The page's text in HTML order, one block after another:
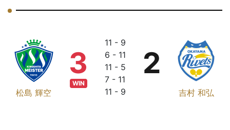
松島 輝空
3
WIN
11 - 9
6 - 11
11 - 5
7 - 11
11 - 9
吉村 和弘
2